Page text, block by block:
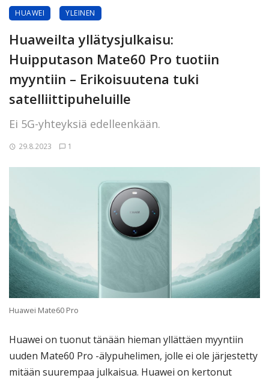
HUAWEI YLEINEN
Huaweilta yllätysjulkaisu:
Huipputason Mate60 Pro tuotiin
myyntiin – Erikoisuutena tuki
satelliittipuheluille
Ei 5G-yhteyksiä edelleenkään.
29.8.2023 1
Huawei Mate60 Pro
Huawei on tuonut tänään hieman yllättäen myyntiin
uuden Mate60 Pro -älypuhelimen, jolle ei ole järjestetty
mitään suurempaa julkaisua. Huawei on kertonut